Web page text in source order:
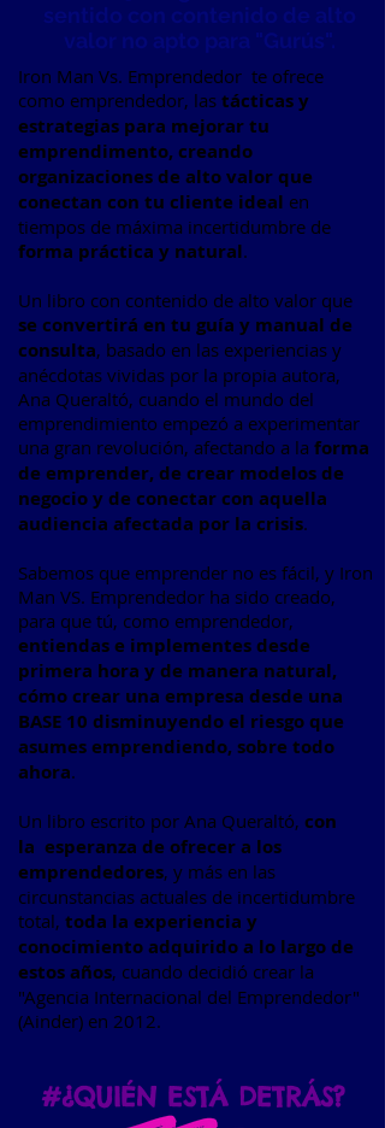
sentido con contenido de alto
valor no apto para "Gurús".
Iron Man Vs. Emprendedor te ofrece
como emprendedor, las tácticas y
estrategias para mejorar tu
emprendimento, creando
organizaciones de alto valor que
conectan con tu cliente ideal en
tiempos de máxima incertidumbre de
forma práctica y natural.
Un libro con contenido de alto valor que
se convertirá en tu guía y manual de
consulta, basado en las experiencias y
anécdotas vividas por la propia autora,
Ana Queraltó, cuando el mundo del
emprendimiento empezó a experimentar
una gran revolución, afectando a la forma
de emprender, de crear modelos de
negocio y de conectar con aquella
audiencia afectada por la crisis.
Sabemos que emprender no es fácil, y Iron
Man VS. Emprendedor ha sido creado,
para que tú, como emprendedor,
entiendas e implementes desde
primera hora y de manera natural,
cómo crear una empresa desde una
BASE 10 disminuyendo el riesgo que
asumes emprendiendo, sobre todo
ahora.
​Un libro escrito por Ana Queraltó, con
la esperanza de ofrecer a los
emprendedores, y más en las
circunstancias actuales de incertidumbre
total, toda la experiencia y
conocimiento adquirido a lo largo de
estos años, cuando decidió crear la
"Agencia Internacional del Emprendedor"
(Ainder) en 2012.
#¿QUIÉN ESTÁ DETRÁS?